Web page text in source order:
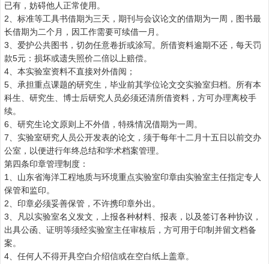
已有，妨碍他人正常使用。
2、标准等工具书借期为三天，期刊与会议论文的借期为一周，图书最
长借期为二个月，因工作需要可续借一月。
3、爱护公共图书，切勿任意卷折或涂写。所借资料逾期不还，每天罚
款5元：损坏或遗失照价二倍以上赔偿。
4、本实验室资料不直接对外借阅；
5、承担重点课题的研究生，毕业前其学位论文交实验室归档。所有本
科生、研究生、博士后研究人员必须还清所借资料，方可办理离校手
续。
6、研究生论文原则上不外借，特殊情况借期为一周。
7、实验室研究人员公开发表的论文，须于每年十二月十五日以前交办
公室，以便进行年终总结和学术档案管理。
第四条印章管理制度：
1、山东省海洋工程地质与环境重点实验室印章由实验室主任指定专人
保管和监印。
2、印章必须妥善保管，不许携印章外出。
3、凡以实验室名义发文，上报各种材料、报表，以及签订各种协议，
出具公函、证明等须经实验室主任审核后，方可用于印制并留文档备
案。
4、任何人不得开具空白介绍信或在空白纸上盖章。